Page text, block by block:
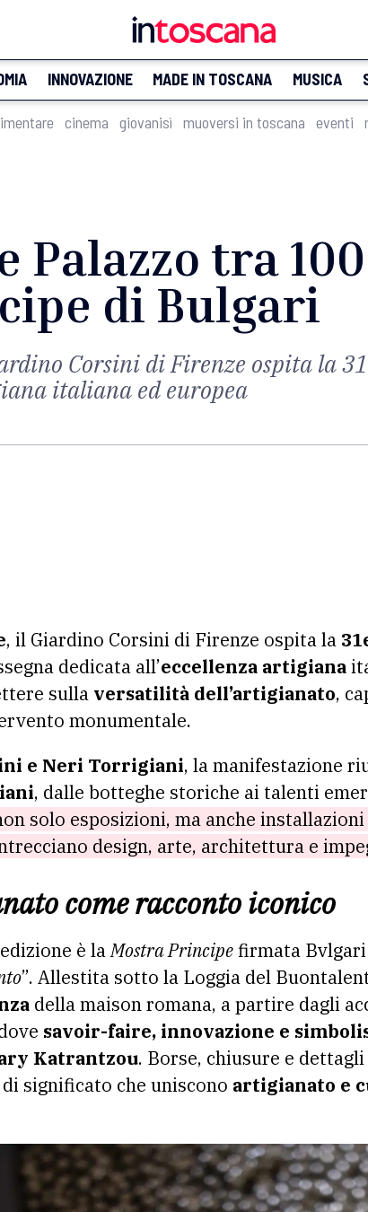
INNOVAZIONE MADE IN TOSCANA MUSICA
cinema giovanisì muoversi in toscana eventi
Palazzo tra
di Bulgari
Corsini di Firenze ospita la
italiana ed europea
, il Giardino Corsini di Firenze ospita la
dedicata all’eccellenza artigiana
sulla versatilità dell’artigianato,
monumentale.
e Neri Torrigiani, la manifestazione
, dalle botteghe storiche ai talenti
solo esposizioni, ma anche
design, arte, architettura e
come racconto iconico
è laMostra Principe firmata
”. Allestita sotto la Loggia del
della maison romana, a partire dagli
savoir-faire, innovazione e
Katrantzou. Borse, chiusure e
significato che uniscono artigianato e